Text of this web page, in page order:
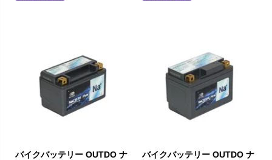
バイクバッテリー OUTDO ナ
バイクバッテリー OUTDO ナ